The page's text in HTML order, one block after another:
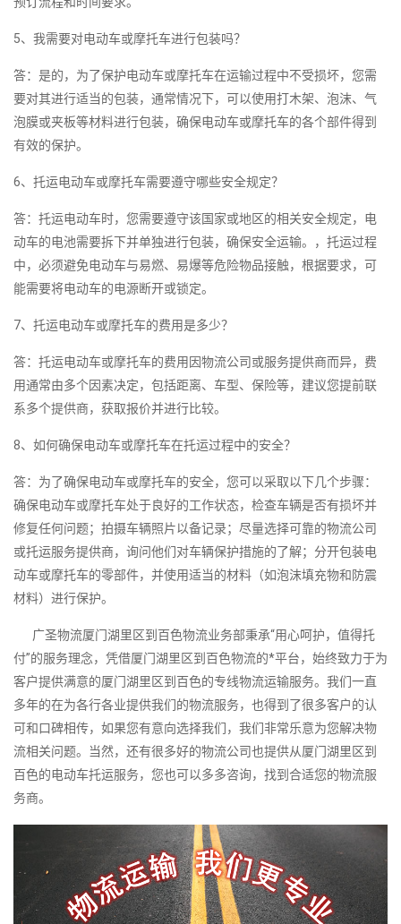
5、我需要对电动车或摩托车进行包装吗？
答：是的，为了保护电动车或摩托车在运输过程中不受损坏，您需
要对其进行适当的包装，通常情况下，可以使用打木架、泡沫、气
泡膜或夹板等材料进行包装，确保电动车或摩托车的各个部件得到
有效的保护。
6、托运电动车或摩托车需要遵守哪些安全规定？
答：托运电动车时，您需要遵守该国家或地区的相关安全规定，电
动车的电池需要拆下并单独进行包装，确保安全运输。，托运过程
中，必须避免电动车与易燃、易爆等危险物品接触，根据要求，可
能需要将电动车的电源断开或锁定。
7、托运电动车或摩托车的费用是多少？
答：托运电动车或摩托车的费用因物流公司或服务提供商而异，费
用通常由多个因素决定，包括距离、车型、保险等，建议您提前联
系多个提供商，获取报价并进行比较。
8、如何确保电动车或摩托车在托运过程中的安全？
答：为了确保电动车或摩托车的安全，您可以采取以下几个步骤：
确保电动车或摩托车处于良好的工作状态，检查车辆是否有损坏并
修复任何问题；拍摄车辆照片以备记录；尽量选择可靠的物流公司
或托运服务提供商，询问他们对车辆保护措施的了解；分开包装电
动车或摩托车的零部件，并使用适当的材料（如泡沫填充物和防震
材料）进行保护。
广圣物流厦门湖里区到百色物流业务部秉承“用心呵护，值得托
付”的服务理念，凭借厦门湖里区到百色物流的*平台，始终致力于为
客户提供满意的厦门湖里区到百色的专线物流运输服务。我们一直
多年的在为各行各业提供我们的物流服务，也得到了很多客户的认
可和口碑相传，如果您有意向选择我们，我们非常乐意为您解决物
流相关问题。当然，还有很多好的物流公司也提供从厦门湖里区到
百色的电动车托运服务，您也可以多多咨询，找到合适您的物流服
务商。